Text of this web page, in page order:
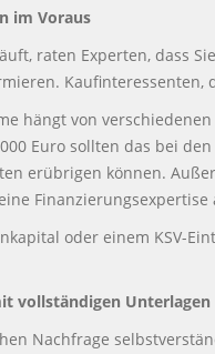
im Voraus
raten Experten, dass
hängt von
Euro sollten das bei
erübrigen können.
Finanzierungsexpertise
oder einem KSV-
vollständigen Unterlagen
Nachfrage